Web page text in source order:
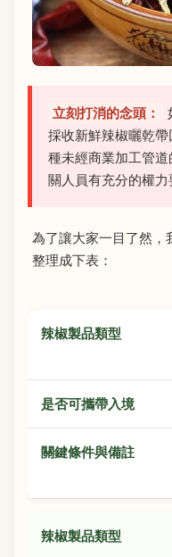
立刻打消的念頭：
採收新鮮辣椒曬乾
種未經商業加工管
關人員有充分的權力
為了讓大家一目了然，
整理成下表：